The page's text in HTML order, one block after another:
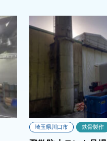
埼玉県川口市 鉄骨製作